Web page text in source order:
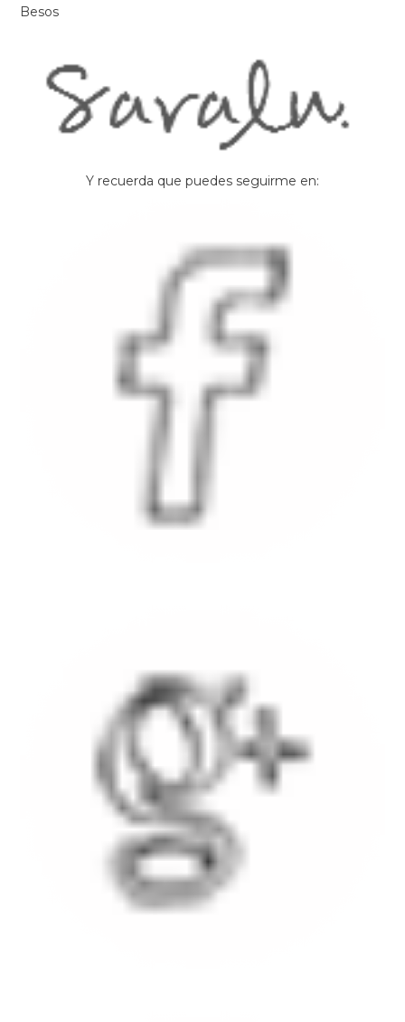
Besos
Y recuerda que puedes seguirme en: